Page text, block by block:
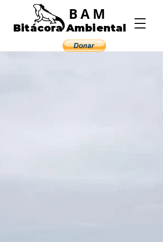
BAM
Bitácora Ambiental